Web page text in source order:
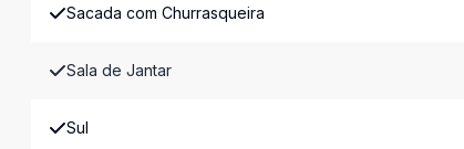
Sacada com Churrasqueira
Sala de Jantar
Sul